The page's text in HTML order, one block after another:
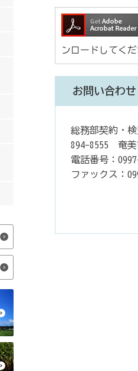
ンロードしてくだ
お問い合わせ
総務部契約・
894-8555 奄美
電話番号：
ファックス：